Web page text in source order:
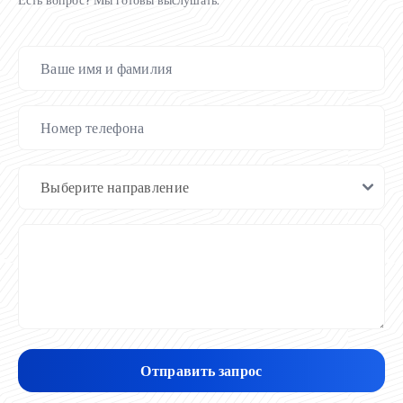
Отправить запрос